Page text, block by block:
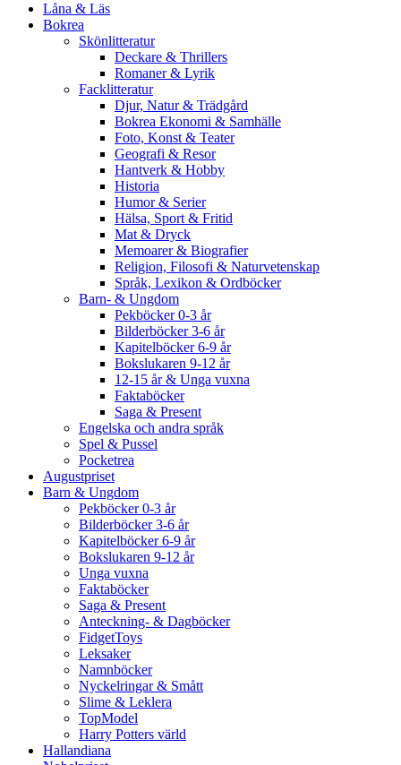
Låna & Läs
Bokrea
Skönlitteratur
Deckare & Thrillers
Romaner & Lyrik
Facklitteratur
Djur, Natur & Trädgård
Bokrea Ekonomi & Samhälle
Foto, Konst & Teater
Geografi & Resor
Hantverk & Hobby
Historia
Humor & Serier
Hälsa, Sport & Fritid
Mat & Dryck
Memoarer & Biografier
Religion, Filosofi & Naturvetenskap
Språk, Lexikon & Ordböcker
Barn- & Ungdom
Pekböcker 0-3 år
Bilderböcker 3-6 år
Kapitelböcker 6-9 år
Bokslukaren 9-12 år
12-15 år & Unga vuxna
Faktaböcker
Saga & Present
Engelska och andra språk
Spel & Pussel
Pocketrea
Augustpriset
Barn & Ungdom
Pekböcker 0-3 år
Bilderböcker 3-6 år
Kapitelböcker 6-9 år
Bokslukaren 9-12 år
Unga vuxna
Faktaböcker
Saga & Present
Anteckning- & Dagböcker
FidgetToys
Leksaker
Namnböcker
Nyckelringar & Smått
Slime & Leklera
TopModel
Harry Potters värld
Hallandiana